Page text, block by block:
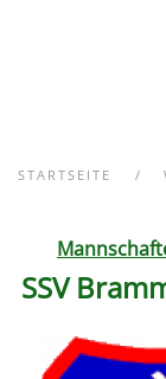
STARTSEITE
SSV